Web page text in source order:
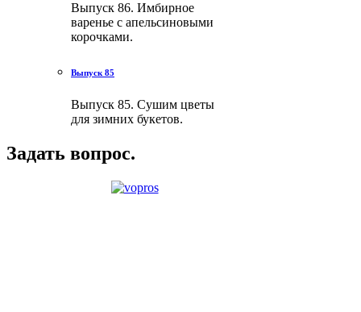
Выпуск 86. Имбирное
варенье с апельсиновыми
корочками.
Выпуск 85
Выпуск 85. Сушим цветы
для зимних букетов.
Задать вопрос.